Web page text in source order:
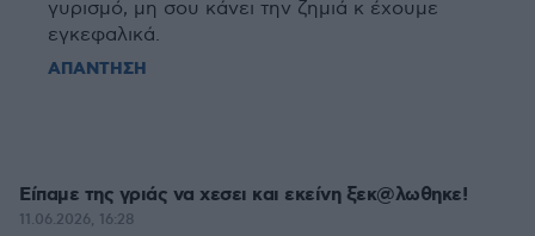
γυρισμό, μη σου κάνει την ζημιά κ έχουμε
εγκεφαλικά.
ΑΠΑΝΤΗΣΗ
Είπαμε της γριάς να χεσει και εκείνη ξεκ@λωθηκε!
11.06.2026, 16:28